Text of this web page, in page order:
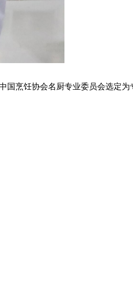
烹饪协会名厨专业委员会选定为